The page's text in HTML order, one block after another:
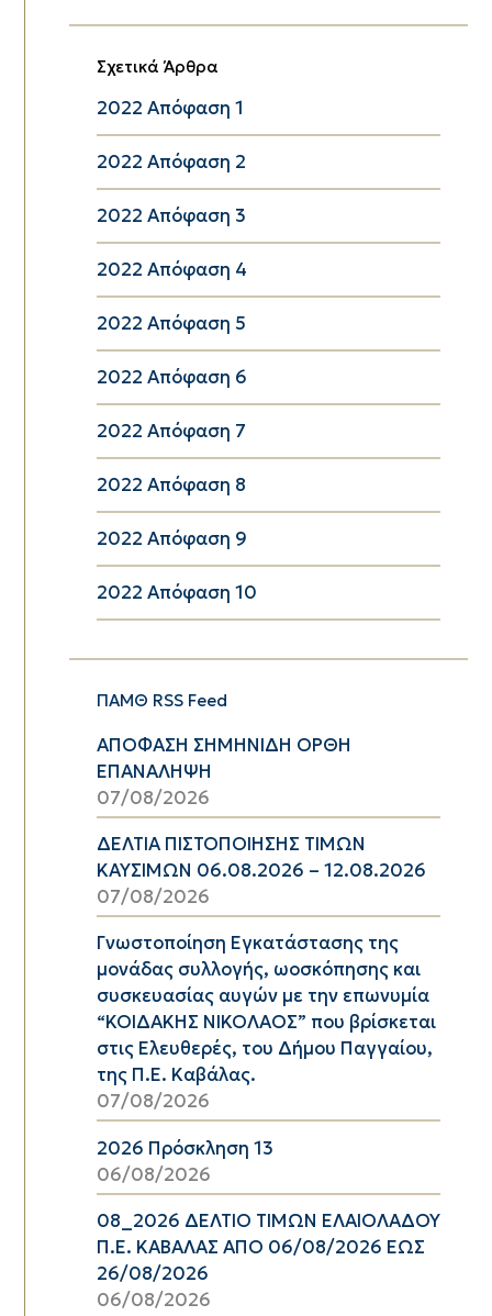
Σχετικά Άρθρα
2022 Απόφαση 1
2022 Απόφαση 2
2022 Απόφαση 3
2022 Απόφαση 4
2022 Απόφαση 5
2022 Απόφαση 6
2022 Απόφαση 7
2022 Απόφαση 8
2022 Απόφαση 9
2022 Απόφαση 10
ΠΑΜΘ RSS Feed
ΑΠΟΦΑΣΗ ΣΗΜΗΝΙΔΗ ΟΡΘΗ
ΕΠΑΝΑΛΗΨΗ
07/08/2026
ΔΕΛΤΙΑ ΠΙΣΤΟΠΟΙΗΣΗΣ ΤΙΜΩΝ
ΚΑΥΣΙΜΩΝ 06.08.2026 – 12.08.2026
07/08/2026
Γνωστοποίηση Εγκατάστασης της
μονάδας συλλογής, ωοσκόπησης και
συσκευασίας αυγών με την επωνυμία
“ΚΟΙΔΑΚΗΣ ΝΙΚΟΛΑΟΣ” που βρίσκεται
στις Ελευθερές, του Δήμου Παγγαίου,
της Π.Ε. Καβάλας.
07/08/2026
2026 Πρόσκληση 13
06/08/2026
08_2026 ΔΕΛΤΙΟ ΤΙΜΩΝ ΕΛΑΙΟΛΑΔΟΥ
Π.Ε. ΚΑΒΑΛΑΣ ΑΠΟ 06/08/2026 ΕΩΣ
26/08/2026
06/08/2026